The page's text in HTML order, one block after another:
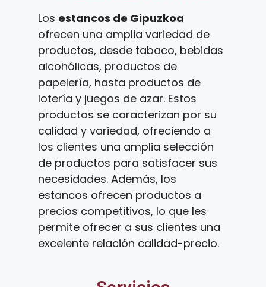
Los estancos de Gipuzkoa
ofrecen una amplia variedad de
productos, desde tabaco, bebidas
alcohólicas, productos de
papelería, hasta productos de
lotería y juegos de azar. Estos
productos se caracterizan por su
calidad y variedad, ofreciendo a
los clientes una amplia selección
de productos para satisfacer sus
necesidades. Además, los
estancos ofrecen productos a
precios competitivos, lo que les
permite ofrecer a sus clientes una
excelente relación calidad-precio.